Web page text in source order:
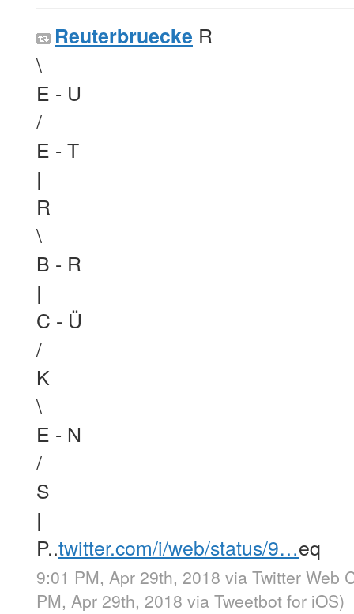
Reuterbruecke R
\
E - U
/
E - T
|
R
\
B - R
|
C - Ü
/
K
\
E - N
/
S
|
P..twitter.com/i/web/status/9…eq
9:01 PM, Apr 29th, 2018 via Twitter Web
PM, Apr 29th, 2018 via Tweetbot for iΟS)